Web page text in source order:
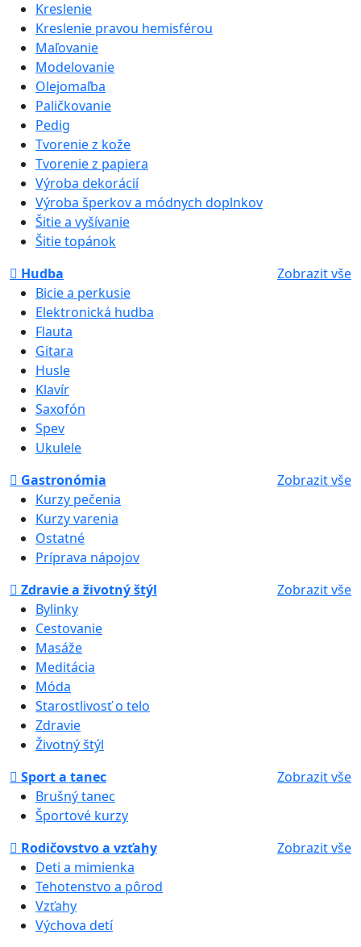
Kreslenie
Kreslenie pravou hemisférou
Maľovanie
Modelovanie
Olejomaľba
Paličkovanie
Pedig
Tvorenie z kože
Tvorenie z papiera
Výroba dekorácií
Výroba šperkov a módnych doplnkov
Šitie a vyšívanie
Šitie topánok
Hudba
Zobrazit vše
Bicie a perkusie
Elektronická hudba
Flauta
Gitara
Husle
Klavír
Saxofón
Spev
Ukulele
Gastronómia
Zobrazit vše
Kurzy pečenia
Kurzy varenia
Ostatné
Príprava nápojov
Zdravie a životný štýl
Zobrazit vše
Bylinky
Cestovanie
Masáže
Meditácia
Móda
Starostlivosť o telo
Zdravie
Životný štýl
Sport a tanec
Zobrazit vše
Brušný tanec
Športové kurzy
Rodičovstvo a vzťahy
Zobrazit vše
Deti a mimienka
Tehotenstvo a pôrod
Vzťahy
Výchova detí